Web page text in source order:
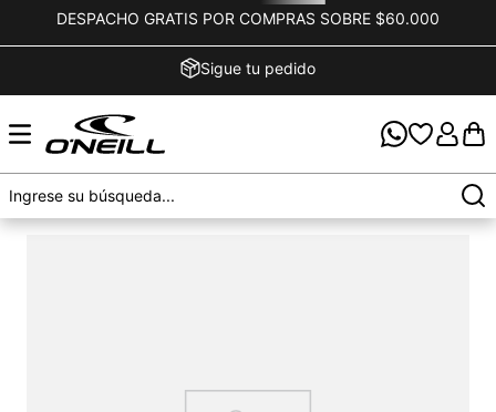
DESPACHO GRATIS POR COMPRAS SOBRE $60.000
Sigue tu pedido